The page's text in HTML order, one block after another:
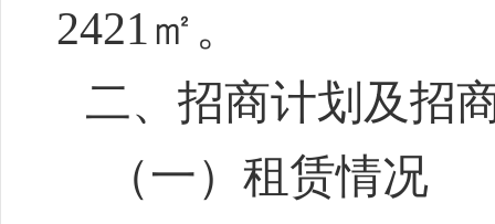
2421㎡。
二、招商计划及招
（一）租赁情况